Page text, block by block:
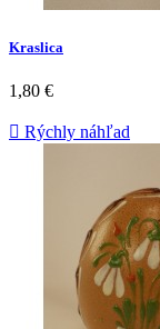
Kraslica
1,80 €
 Rýchly náhľad